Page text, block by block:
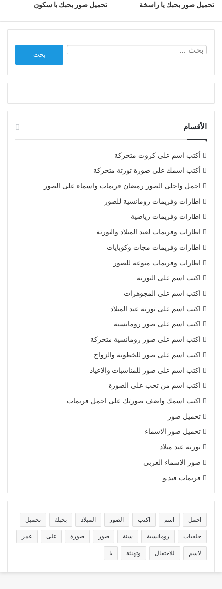
تحميل صور بحبك يا راسخة تحميل صور بحبك يا سكون
الأقسام
أكتب اسم على كروت متحركة
أكتب اسمك على صورة تورتة متحركة
اجمل واحلى الصور رمضان فريمات واسماء على الصور
اطارات وفريمات رومانسية للصور
اطارات وفريمات رياضية
اطارات وفريمات لعيد الميلاد والتورتة
اطارات وفريمات مجات وكوبايات
اطارات وفريمات منوعة للصور
اكتب اسم على التورتة
اكتب اسم على المجوهرات
اكتب اسم على تورتة عيد الميلاد
اكتب اسم على صور رومانسية
اكتب اسم على صور رومانسية متحركة
اكتب اسم على صور للخطوبة والزواج
اكتب اسم على صور للمناسبات والاعياد
اكتب اسم من تحب على الصورة
اكتب اسمك واضف صورتك على اجمل فريمات
تحميل صور
تحميل صور الاسماء
تورتة عيد ميلاد
صور الاسماء العربى
فريمات فيديو
اجمل اسم اكتب الصور الميلاد بحبك تحميل
خلفيات رومانسية سنة صور صورة على عمر
لاسم للاحتفال وتهنئة يا